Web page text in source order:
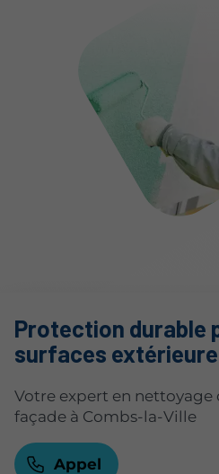
Protection durable
surfaces
Votre expert en
façade à Combs-la-Ville
Appel